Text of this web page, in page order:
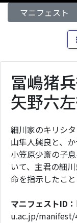
マニフェスト
冨嶋猪
矢野六
細川家のキリシ
山隼人興良と、
小笠原少斎の子
いて、主君の細
命を指示したこ
マニフェストID：
u.ac.jp/